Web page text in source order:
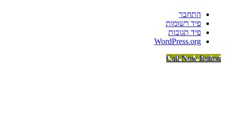
התחבר
פיד רשומות
פיד תגובות
WordPress.org
Call Now Button